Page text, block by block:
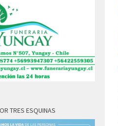
TRES ESQUINAS